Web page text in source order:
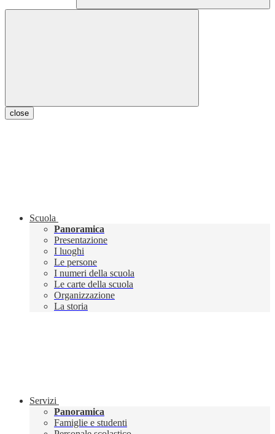
close
Scuola
Panoramica
Presentazione
I luoghi
Le persone
I numeri della scuola
Le carte della scuola
Organizzazione
La storia
Servizi
Panoramica
Famiglie e studenti